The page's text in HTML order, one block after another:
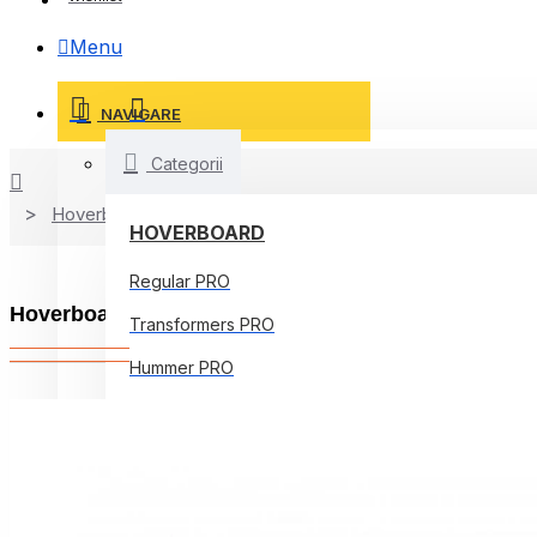
Menu
NAVIGARE
Categorii
HOVERBOARD
Regular PRO
Transformers PRO
Hummer PRO
Hoverboard
Hoverboard 6.5 inch, Regular Galaxy Blue,